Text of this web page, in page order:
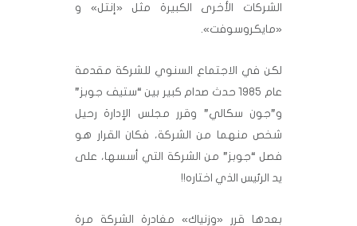
الشركات الأخرى الكبيرة مثل «إنتل» و
«مايكروسوفت».
لكن في الاجتماع السنوي للشركة مقدمة
عام 1985 حدث صدام كبير بين “ستيف جوبز”
و”جون سكالي” وقرر مجلس الإدارة رحيل
شخص منهما من الشركة، فكان القرار هو
فصل “جوبز” من الشركة التي أسسها، على
يد الرئيس الذي اختاره!!
بعدها قرر «وزنياك» مغادرة الشركة مرة